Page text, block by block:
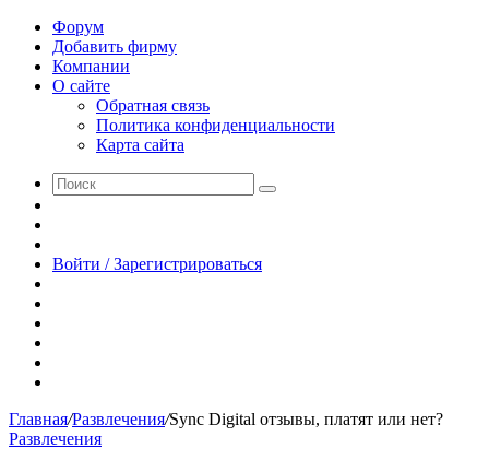
Форум
Добавить фирму
Компании
О сайте
Обратная связь
Политика конфиденциальности
Карта сайта
Поиск
статья
Войти / Зарегистрироваться
Главная/Развлечения/Sync Digital отзывы, платят или нет?
Развлечения